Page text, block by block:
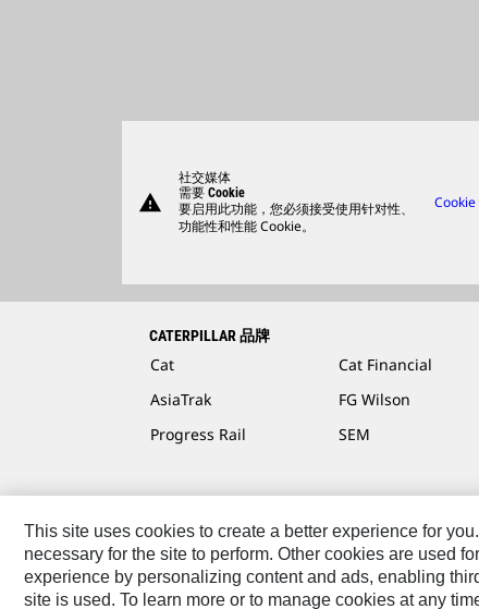
warning
社交媒体
需要 Cookie
要启用此功能，您必须接受使用针对性、
功能性和性能 Cookie。
Cookie
CATERPILLAR 品牌
Cat Cat Financial
AsiaTrak
FG Wilson
Progress Rail
SEM
联系我们 网站地图 Cookie Settings 法律声明
This site uses cookies to create a better experience for
necessary for the site to perform. Other cookies are used
experience by personalizing content and ads, enabling
site is used. To learn more or to manage cookies at any